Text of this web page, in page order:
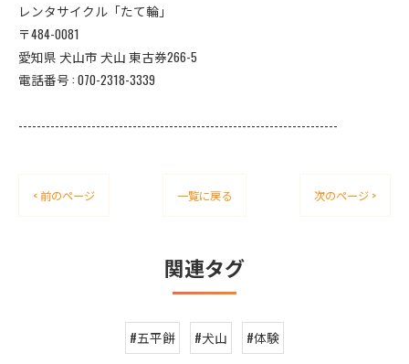
レンタサイクル「たて輪」
〒484-0081
愛知県 犬山市 犬山 東古券266-5
電話番号 : 070-2318-3339
----------------------------------------------------------------------
< 前のページ 一覧に戻る 次のページ >
関連タグ
#五平餅 #犬山 #体験